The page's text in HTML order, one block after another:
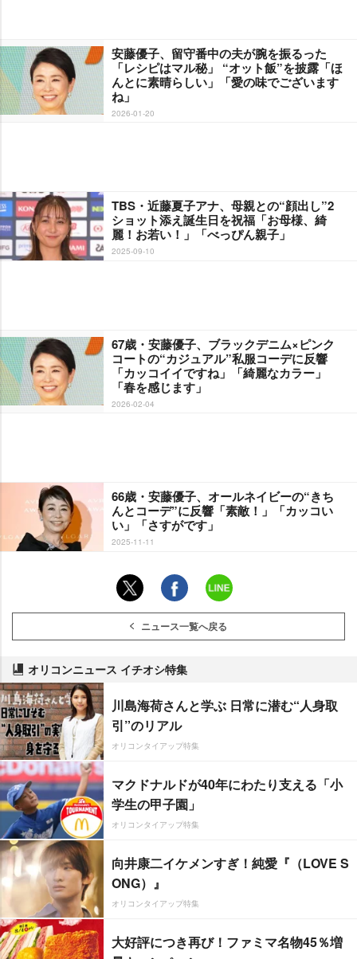
安藤優子、留守番中の夫が腕を振るった
「レシピはマル秘」 “オット飯”を披露「ほ
んとに素晴らしい」「愛の味でございます
ね」
2026-01-20
TBS・近藤夏子アナ、母親との“顔出し”2
ショット添え誕生日を祝福「お母様、綺
麗！お若い！」「べっぴん親子」
2025-09-10
67歳・安藤優子、ブラックデニム×ピンク
コートの“カジュアル”私服コーデに反響
「カッコイイですね」「綺麗なカラー」
「春を感じます」
2026-02-04
66歳・安藤優子、オールネイビーの“きち
んとコーデ”に反響「素敵！」「カッコい
い」「さすがです」
2025-11-11
ニュース一覧へ戻る
オリコンニュース イチオシ特集
川島海荷さんと学ぶ 日常に潜む“人身取
引”のリアル
オリコンタイアップ特集
マクドナルドが40年にわたり支える「小
学生の甲子園」
オリコンタイアップ特集
向井康二イケメンすぎ！純愛『（LOVE S
ONG）』
オリコンタイアップ特集
大好評につき再び！ファミマ名物45％増